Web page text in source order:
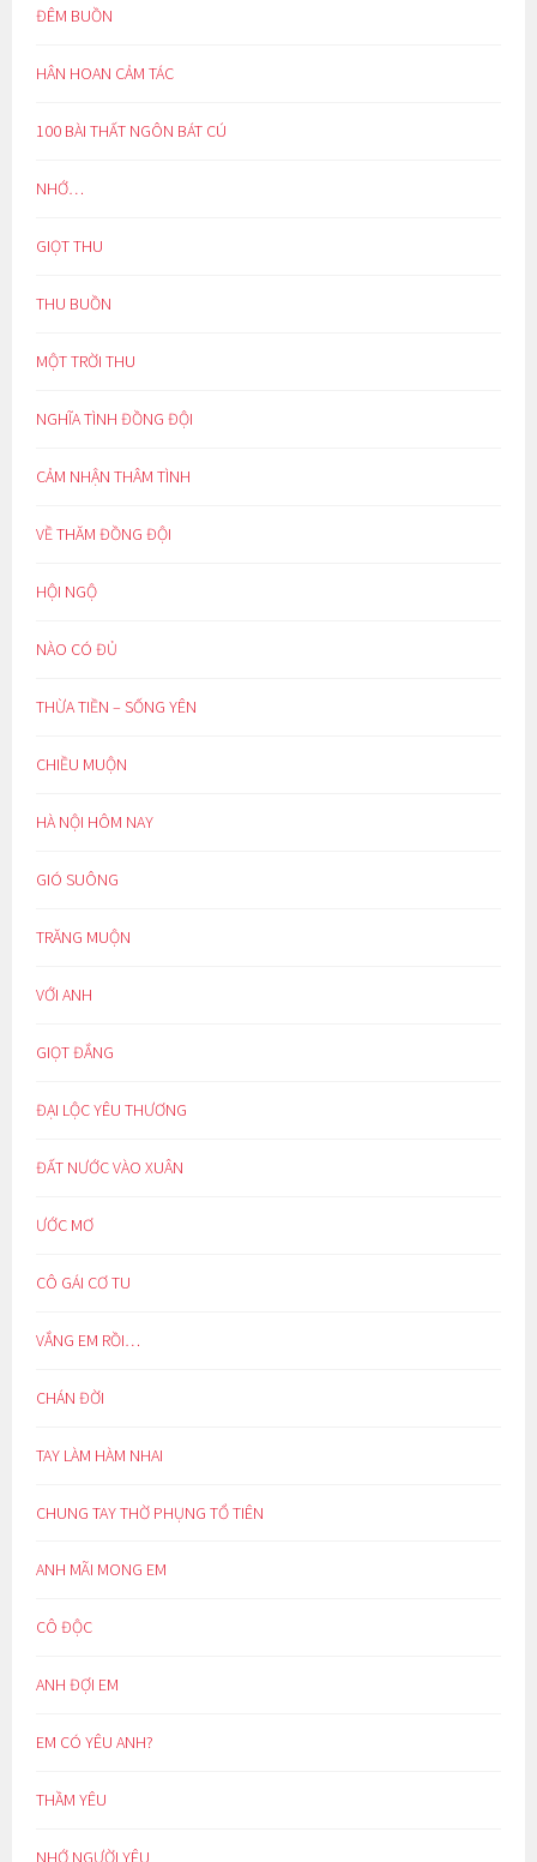
ĐÊM BUỒN
HÂN HOAN CẢM TÁC
100 BÀI THẤT NGÔN BÁT CÚ
NHỚ…
GIỌT THU
THU BUỒN
MỘT TRỜI THU
NGHĨA TÌNH ĐỒNG ĐỘI
CẢM NHẬN THÂM TÌNH
VỀ THĂM ĐỒNG ĐỘI
HỘI NGỘ
NÀO CÓ ĐỦ
THỪA TIỀN – SỐNG YÊN
CHIỀU MUỘN
HÀ NỘI HÔM NAY
GIÓ SUÔNG
TRĂNG MUỘN
VỚI ANH
GIỌT ĐẮNG
ĐẠI LỘC YÊU THƯƠNG
ĐẤT NƯỚC VÀO XUÂN
ƯỚC MƠ
CÔ GÁI CƠ TU
VẮNG EM RỒI…
CHÁN ĐỜI
TAY LÀM HÀM NHAI
CHUNG TAY THỜ PHỤNG TỔ TIÊN
ANH MÃI MONG EM
CÔ ĐỘC
ANH ĐỢI EM
EM CÓ YÊU ANH?
THẦM YÊU
NHỚ NGƯỜI YÊU